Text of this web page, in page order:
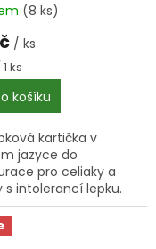
(8 ks)
/ ks
ks
košíku
kartička v
jazyce do
pro celiaky a
s intolerancí lepku.
plastová karta do
pomůže
vysvětlit dietní